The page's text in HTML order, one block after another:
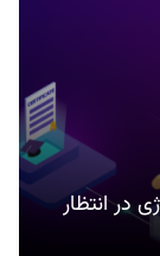
در انتظار